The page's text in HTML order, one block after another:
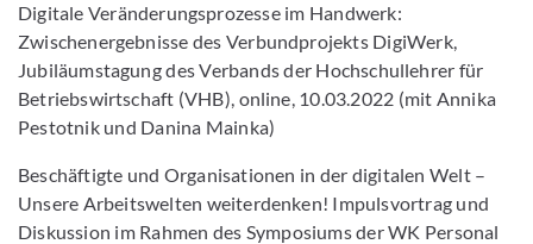
Digitale Veränderungsprozesse im Handwerk:
Zwischenergebnisse des Verbundprojekts DigiWerk,
Jubiläumstagung des Verbands der Hochschullehrer für
Betriebswirtschaft (VHB), online, 10.03.2022 (mit Annika
Pestotnik und Danina Mainka)
Beschäftigte und Organisationen in der digitalen Welt –
Unsere Arbeitswelten weiterdenken! Impulsvortrag und
Diskussion im Rahmen des Symposiums der WK Personal